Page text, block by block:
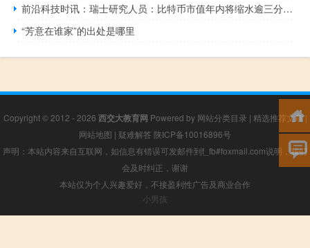
前沿科技时讯：瑞士研究人员：比特币市值年内将缩水逾三分之一
“芳意在谁家”的出处是哪里
Copyright © 2012 - 2026 西交大教育网 Powered by 网站分类目录 | 精选推荐文章|
网站地图 | 疑难解答 陕ICP备10016896号
声明：本站内容来自互联网，如信息有错误可发邮件到f_fb#foxmail.com说明，我们
会及时纠正，谢谢
本站仅为个人兴趣爱好，不接盈利性广告及商业合作
小男孩